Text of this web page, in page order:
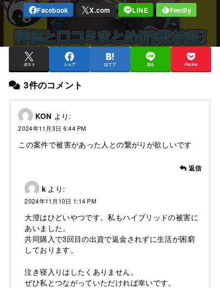
ポスト シェア はてブ 送る Pocket
3件のコメント
KON より:
2024年11月3日 6:44 PM
この案件で被害があった人との繋がりが欲しいです
返信
k より:
2024年11月10日 1:14 PM
大澄はひどいやつです。私もハイブリッドの被害に
あいました。
共同購入で3回目の出資で返金されずに生活が困窮
しております。
泣き寝入りはしたくありません。
ぜひ私とつながっていただければ幸いです。